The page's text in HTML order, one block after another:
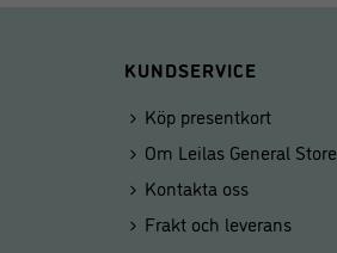
KUNDSERVICE
Köp presentkort
Om Leilas General Store
Kontakta oss
Frakt och leverans